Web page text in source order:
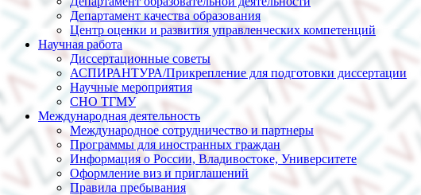
Департамент качества образования
Центр оценки и развития управленческих компетенций
Научная работа
Диссертационные советы
АСПИРАНТУРА/Прикрепление для подготовки диссертации
Научные мероприятия
СНО ТГМУ
Международная деятельность
Международное сотрудничество и партнеры
Программы для иностранных граждан
Информация о России, Владивостоке, Университете
Оформление виз и приглашений
Правила пребывания